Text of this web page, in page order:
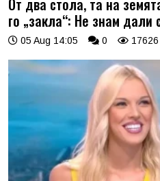
От два стола, та на
го „закла“: Не знам
05 Aug 14:05 0 17626